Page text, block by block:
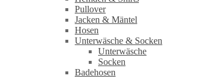
Pullover
Jacken & Mäntel
Hosen
Unterwäsche & Socken
Unterwäsche
Socken
Badehosen